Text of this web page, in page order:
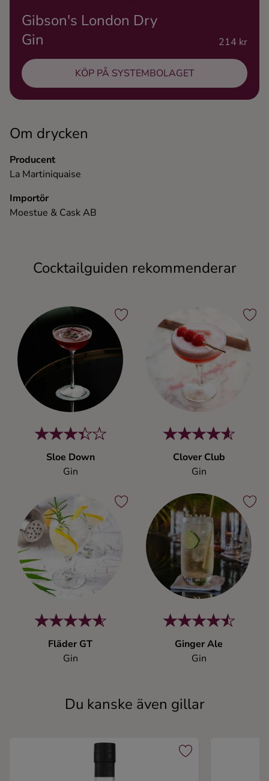
Om drycken
Producent
La Martiniquaise
Importör
Moestue & Cask AB
Gibson's London Dry
Gin
214 kr
KÖP PÅ SYSTEMBOLAGET
Cocktailguiden rekommenderar
Sloe Down
Gin
Clover Club
Gin
Fläder GT
Gin
Ginger Ale
Gin
Du kanske även gillar